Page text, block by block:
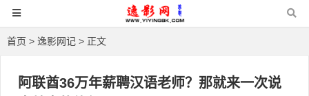
首页 > 逸影网记 > 正文
阿联酋36万年薪聘汉语老师？那就来一次说